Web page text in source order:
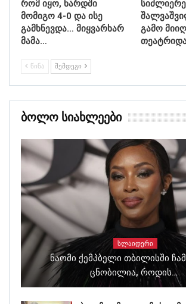
რომ იყო, ნარდში
მომიგო 4-0 და ისე
გამხნევდა… მიყვარხარ
მამა…
გამო
ᲬᲘᲜᲐ ᲨᲔᲛᲓᲔᲒᲘ
Ბოლო Სიახლეები
ᲡᲚᲐᲘᲓᲔᲠᲘ
Ნაომი Ქემპბელი Თბილისში
Ცნობილია, Როდის…